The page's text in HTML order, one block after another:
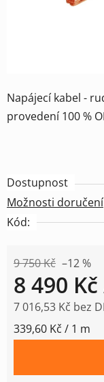
Napájecí kabel -
provedení 100 %
Dostupnost
Možnosti doručení
Kód:
9 750 Kč –12 %
8 490 Kč
7 016,53 Kč bez
Měrná cena:
339,60 Kč / 1 m